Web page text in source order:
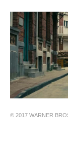
© 2017 WARNER